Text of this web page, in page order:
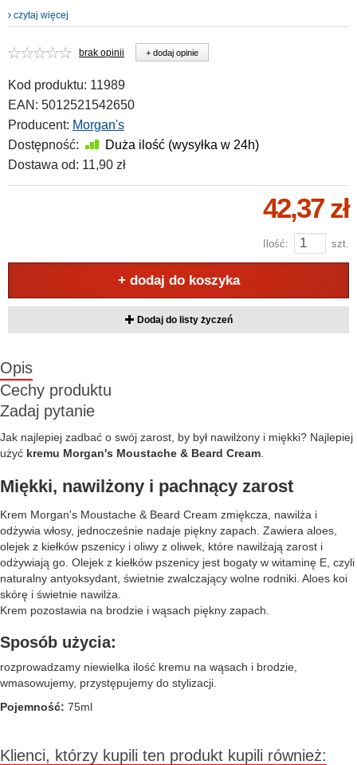
czytaj więcej
brak opinii + dodaj opinie
Kod produktu: 11989
EAN: 5012521542650
Producent: Morgan's
Dostępność:
Duża ilość (wysyłka w 24h)
Dostawa od: 11,90 zł
42,37 zł
Ilość: szt.
+ dodaj do koszyka
Dodaj do listy życzeń
Opis
Cechy produktu
Zadaj pytanie
Jak najlepiej zadbać o swój zarost, by był nawilżony i miękki? Najlepiej
użyć kremu Morgan's Moustache & Beard Cream
Miękki, nawilżony i pachnący zarost
Krem Morgan's Moustache & Beard Cream zmiękcza, nawilża i
odżywia włosy, jednocześnie nadaje piękny zapach. Zawiera aloes,
olejek z kiełków pszenicy i oliwy z oliwek, które nawilżają zarost i
odżywiają go. Olejek z kiełków pszenicy jest bogaty w witaminę E, czyli
naturalny antyoksydant, świetnie zwalczający wolne rodniki. Aloes koi
skórę i świetnie nawilża.
Krem pozostawia na brodzie i wąsach piękny zapach.
Sposób użycia:
rozprowadzamy niewielka ilość kremu na wąsach i brodzie,
wmasowujemy, przystępujemy do stylizacji.
Pojemność: 75ml
Klienci, którzy kupili ten produkt kupili również: